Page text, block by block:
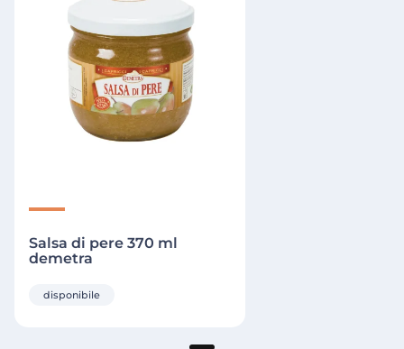
Salsa di pere 370 ml
demetra
disponibile